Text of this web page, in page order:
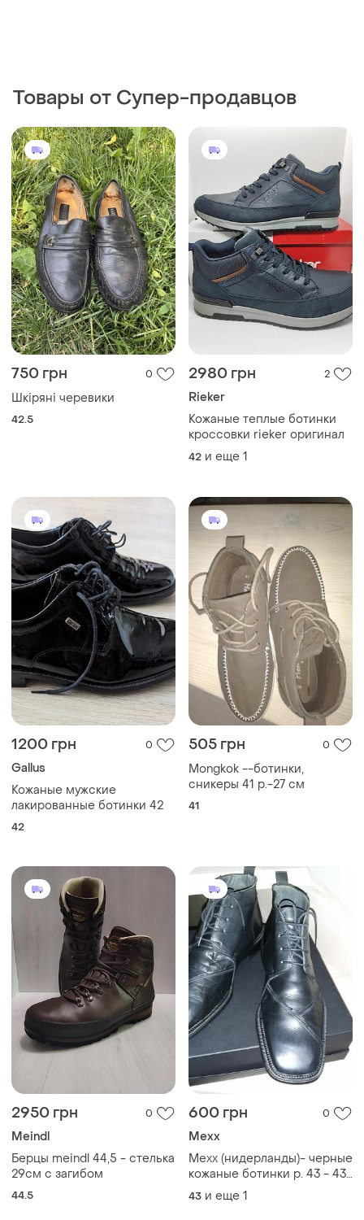
Товары от Супер-продавцов
750 грн 0
Шкіряні черевики
42.5
2980 грн 2
Rieker
Кожаные теплые ботинки
кроссовки rieker оригинал
42 и еще 1
1200 грн 0
Gallus
Кожаные мужские
лакированные ботинки 42
42
505 грн 0
Mongkok --ботинки,
сникеры 41 р.-27 см
41
2950 грн 0
Meindl
Берцы meindl 44,5 - стелька
29см с загибом
44.5
600 грн 0
Mexx
Mexx (нидерланды)- черные
кожаные ботинки р. 43 - 43
1/2 ( 28,5 см)
43 и еще 1